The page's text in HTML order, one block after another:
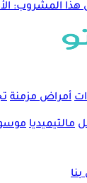
المشروب:
أمراض مزمنة
مالتيميديا